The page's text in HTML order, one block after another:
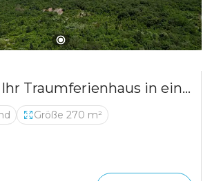
Bauen Sie Ihr Traumferienhaus in einem idyllischen Dorf im Süden Montenegros
Größe 270 m²